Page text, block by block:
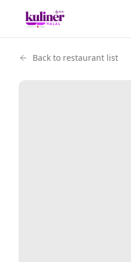
Back to restaurant list